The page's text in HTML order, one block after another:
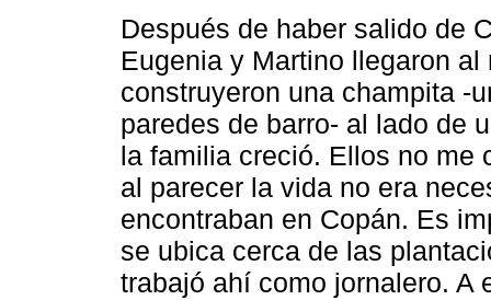
Después de haber salido de
Eugenia y Martino llegaron
construyeron una champita -
paredes de barro- al lado de
la familia creció. Ellos no me
al parecer la vida no era
encontraban en Copán. Es
se ubica cerca de las
trabajó ahí como jornalero. A